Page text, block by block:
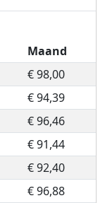
Maand
€ 98,00
€ 94,39
€ 96,46
€ 91,44
€ 92,40
€ 96,88